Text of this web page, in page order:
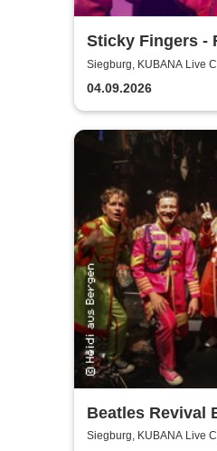
Sticky Fingers -
Stones Tribute
Siegburg, KUBANA Live
04.09.2026
Beatles Revival
Siegburg, KUBANA Live